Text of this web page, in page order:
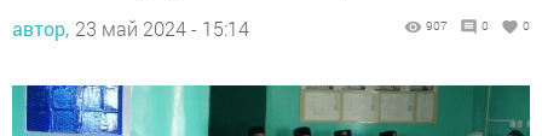
автор, 23 май 2024 - 15:14 907 0 0